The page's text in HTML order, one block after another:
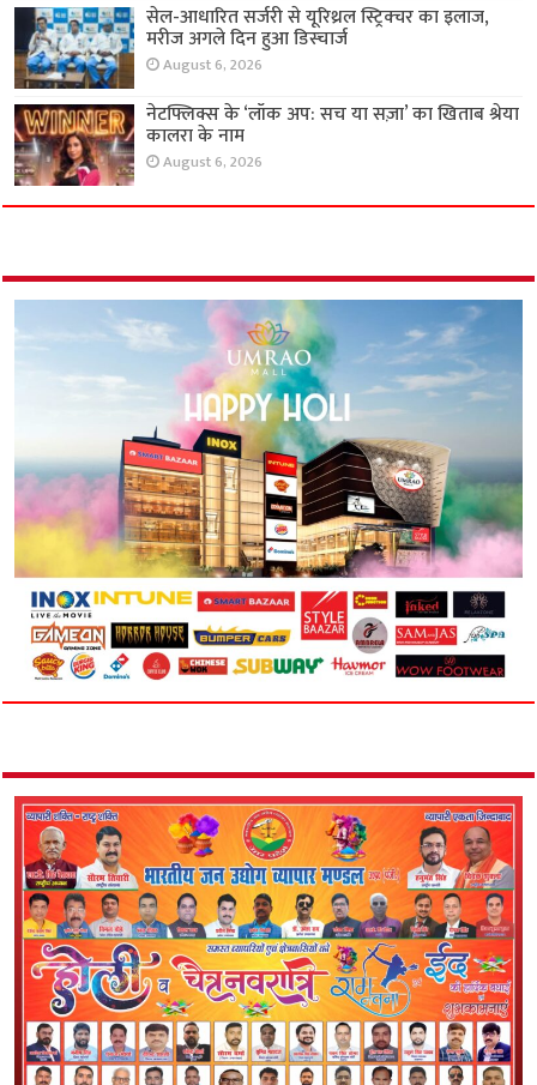
सेल-आधारित सर्जरी से यूरिथ्रल स्ट्रिक्चर का इलाज,
मरीज अगले दिन हुआ डिस्चार्ज
August 6, 2026
नेटफ्लिक्स के ‘लॉक अप: सच या सज़ा’ का खिताब श्रेया
कालरा के नाम
August 6, 2026